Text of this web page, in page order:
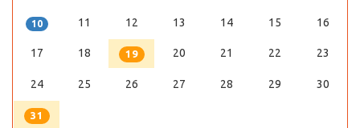
10 11 12 13 14 15 16
17 18 19 20 21 22 23
24 25 26 27 28 29 30
31